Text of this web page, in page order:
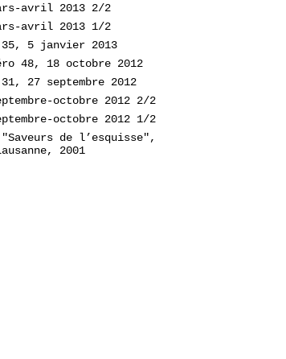
avril 2013 2/2
avril 2013 1/2
35, 5 janvier 2013
48, 18 octobre 2012
27 septembre 2012
octobre 2012 2/2
octobre 2012 1/2
"Saveurs de l’esquisse",
2001